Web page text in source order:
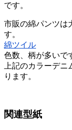
です。
市販の綿パンツは
す。
綿ツイル
色数、柄が多いで
上記のカラーデ
ります。
関連型紙